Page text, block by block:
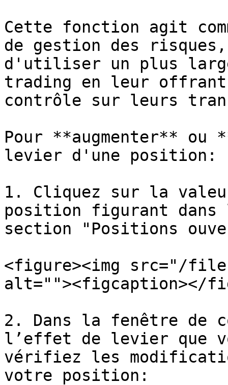
Cette fonction agit
de gestion des
d'utiliser un plus
trading en leur
contrôle sur leurs
Pour **augmenter**
levier d'une position:
1. Cliquez sur la
position figurant dans
section "Positions
<figure><img src="/files/
alt=""><figcaption></
2. Dans la fenêtre de
l’effet de levier que
vérifiez les
votre position: